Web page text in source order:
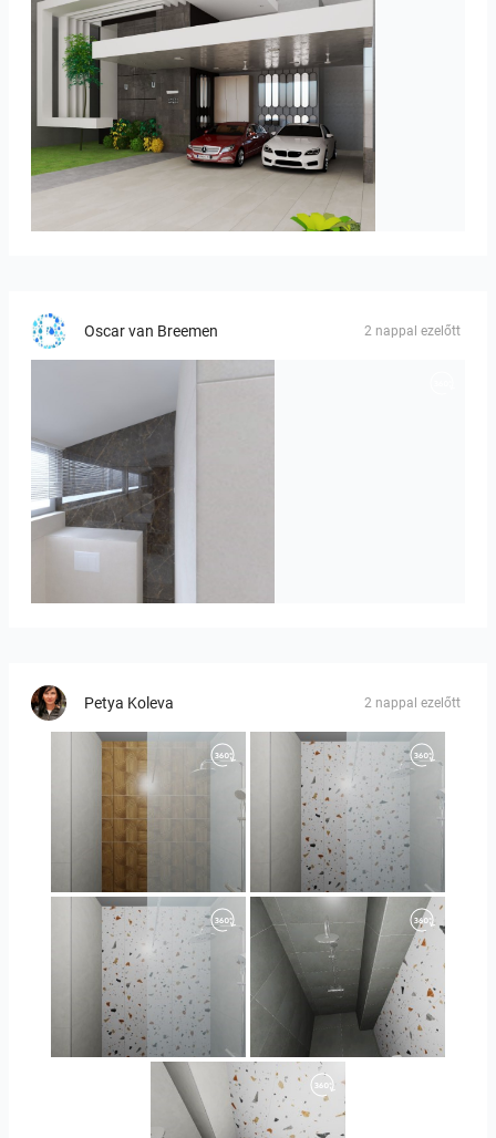
Oscar van Breemen 2 nappal ezelőtt
Badkamerhuis
Petya Koleva 2 nappal ezelőtt
Orlando_kanect_1-01 Orlando_kanect_3-01
Orlando_kanect_4-01